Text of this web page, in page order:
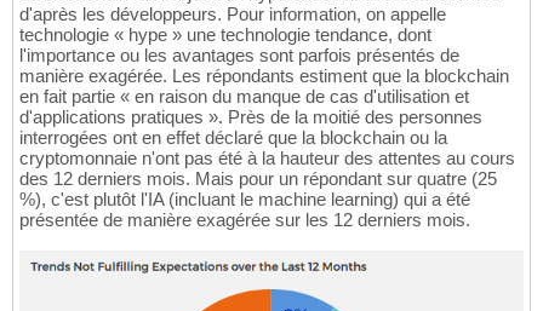
d'après les développeurs. Pour information, on appelle
technologie « hype » une technologie tendance, dont
l'importance ou les avantages sont parfois présentés de
manière exagérée. Les répondants estiment que la blockchain
en fait partie « en raison du manque de cas d'utilisation et
d'applications pratiques ». Près de la moitié des personnes
interrogées ont en effet déclaré que la blockchain ou la
cryptomonnaie n'ont pas été à la hauteur des attentes au cours
des 12 derniers mois. Mais pour un répondant sur quatre (25
%), c'est plutôt l'IA (incluant le machine learning) qui a été
présentée de manière exagérée sur les 12 derniers mois.